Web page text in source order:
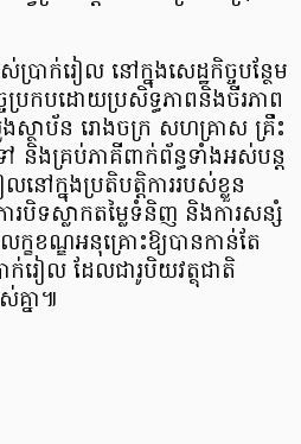
ប្រាក់រៀល នៅក្នុងសេដ្ឋកិច្ចបន្ថែម
រកបដោយប្រសិទ្ធភាពនិងចីរភាព
ស្ថាប័ន រោងចក្រ សហគ្រាស គ្រឹះ
ៅ និងគ្រប់ភាគីពាក់ព័ន្ធទាំងអស់បន្ត
នៅក្នុងប្រតិបត្តិការរបស់ខ្លួន
របិទស្លាកតម្លៃទំនិញ និងការសន្សំ
ក្ខខណ្ឌអនុគ្រោះឱ្យបានកាន់តែ
ាក់រៀល ដែលជារូបិយវត្ថុជាតិ
នា៕